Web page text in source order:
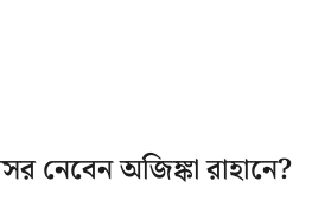
নেবেন অজিঙ্কা রাহানে?